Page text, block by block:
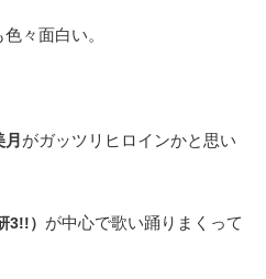
々面白い。
がガッツリヒロインかと思い
3!!） が中心で歌い踊りまくって